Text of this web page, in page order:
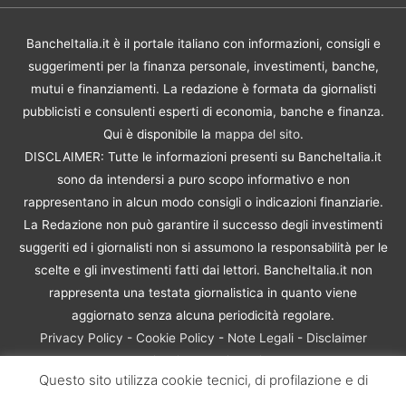
BancheItalia.it è il portale italiano con informazioni, consigli e
suggerimenti per la finanza personale, investimenti, banche,
mutui e finanziamenti. La redazione è formata da giornalisti
pubblicisti e consulenti esperti di economia, banche e finanza.
Qui è disponibile la mappa del sito.
DISCLAIMER: Tutte le informazioni presenti su BancheItalia.it
sono da intendersi a puro scopo informativo e non
rappresentano in alcun modo consigli o indicazioni finanziarie.
La Redazione non può garantire il successo degli investimenti
suggeriti ed i giornalisti non si assumono la responsabilità per le
scelte e gli investimenti fatti dai lettori. BancheItalia.it non
rappresenta una testata giornalistica in quanto viene
aggiornato senza alcuna periodicità regolare.
Privacy Policy - Cookie Policy - Note Legali- Disclaimer
Rischio Investimenti
BancheItalia.it Copyright © 2021. Tutti i diritti sono riservati. |
Questo sito utilizza cookie tecnici, di profilazione e di